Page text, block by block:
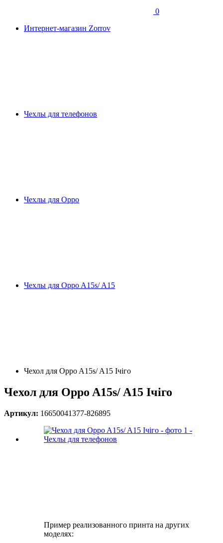
0
Интернет-магазин Zorrov
Чехлы для телефонов
Чехлы для Oppo
Чехлы для Oppo A15s/ A15
Чехол для Oppo A15s/ A15 Ічіго
Чехол для Oppo A15s/ A15 Ічіго
Артикул: 16650041377-826895
Пример реализованного принта на других
моделях: